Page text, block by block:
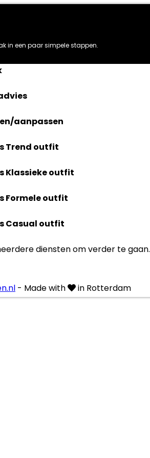
in een paar simpele stappen.
aanpassen
Trend outfit
Klassieke outfit
Formele outfit
Casual outfit
diensten om verder te gaan.
- Made with in Rotterdam